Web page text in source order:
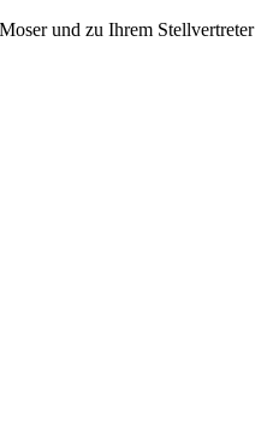
und zu Ihrem Stellvertreter